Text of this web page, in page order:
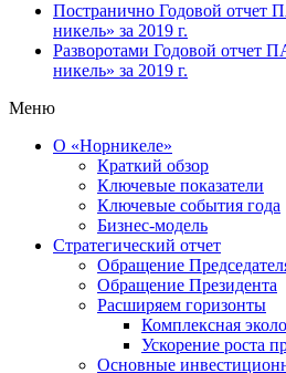
Постранично Годовой отчет
никель» за 2019 г.
Разворотами Годовой отчет
никель» за 2019 г.
Меню
О «Норникеле»
Краткий обзор
Ключевые показатели
Ключевые события года
Бизнес-модель
Стратегический отчет
Обращение
Обращение Президента
Расширяем горизонты
Комплексная
Ускорение роста
Основные